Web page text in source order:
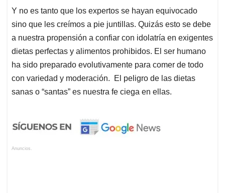
Y no es tanto que los expertos se hayan equivocado
sino que les creímos a pie juntillas. Quizás esto se debe
a nuestra propensión a confiar con idolatría en exigentes
dietas perfectas y alimentos prohibidos. El ser humano
ha sido preparado evolutivamente para comer de todo
con variedad y moderación. El peligro de las dietas
sanas o “santas” es nuestra fe ciega en ellas.
Anuncios.